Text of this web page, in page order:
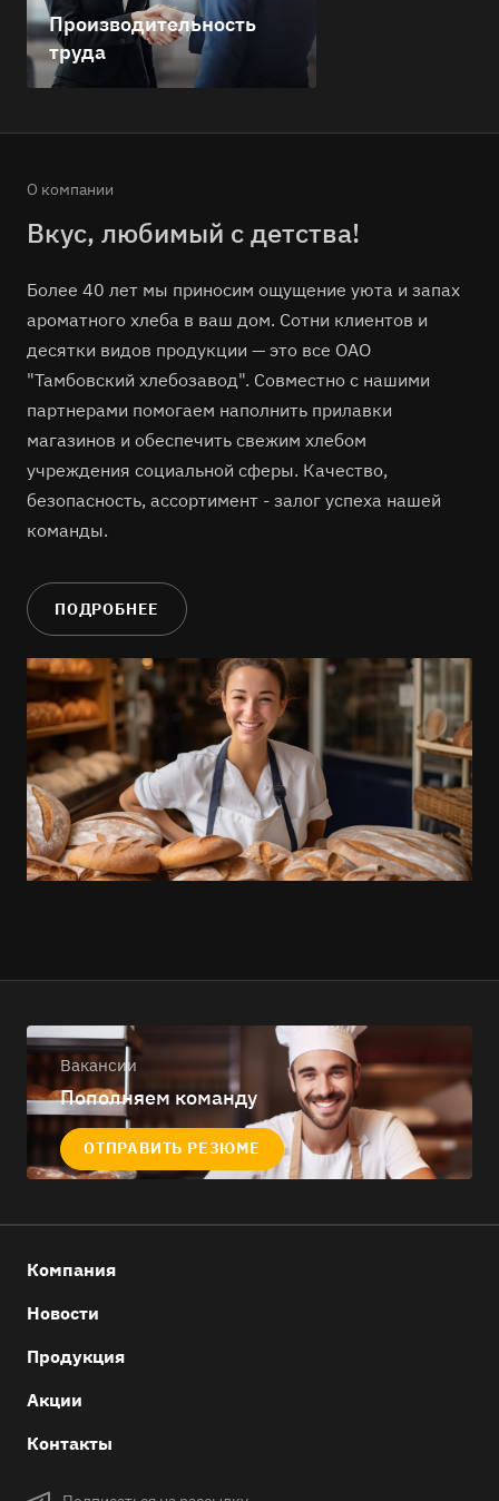
Производительность
труда
О компании
Вкус, любимый с детства!
Более 40 лет мы приносим ощущение уюта и запах
ароматного хлеба в ваш дом. Сотни клиентов и
десятки видов продукции — это все ОАО
"Тамбовский хлебозавод". Совместно с нашими
партнерами помогаем наполнить прилавки
магазинов и обеспечить свежим хлебом
учреждения социальной сферы. Качество,
безопасность, ассортимент - залог успеха нашей
команды.
ПОДРОБНЕЕ
Вакансии
Пополняем команду
ОТПРАВИТЬ РЕЗЮМЕ
Компания
Новости
Продукция
Акции
Контакты